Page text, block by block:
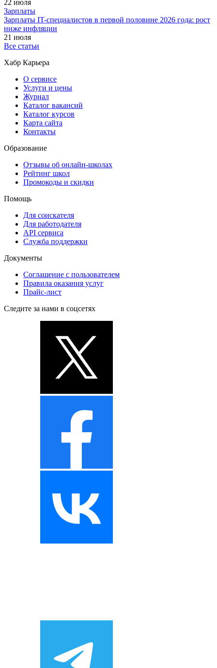
22 июля
Зарплаты
Зарплаты IT-специалистов в первой половине 2026 года: рост
ниже инфляции
21 июля
Все статьи
Хабр Карьера
О сервисе
Услуги и цены
Журнал
Каталог вакансий
Каталог курсов
Карта сайта
Контакты
Образование
Отзывы об онлайн-школах
Рейтинг школ
Промокоды и скидки
Помощь
Для соискателя
Для работодателя
API сервиса
Служба поддержки
Документы
Соглашение с пользователем
Правила оказания услуг
Прайс-лист
Следите за нами в соцсетях